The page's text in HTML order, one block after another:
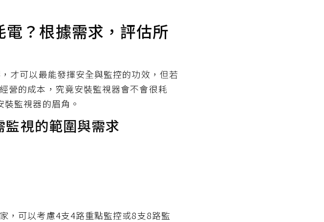
？根據需求，評估所
才可以最能發揮安全與監控的功效，但若
營的成本，究竟安裝監視器會不會很耗
監視器的眉角。
視的範圍與需求
，可以考慮4支4路重點監控或8支8路監